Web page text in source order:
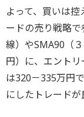
よって、買いは
ードの売り戦略
線）やSMA90（
円）に、エント
は320－335万円
にしたトレードが